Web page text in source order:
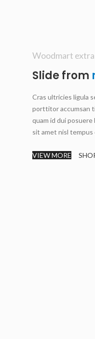
Woodmart
Slide from
Cras ultricies ligula
porttitor accumsan
quam id dui
sit amet nisl tempus
VIEW MORE